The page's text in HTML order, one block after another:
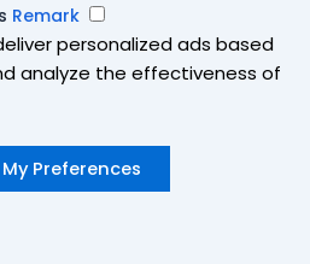
Remark
personalized ads based
analyze the effectiveness of
Preferences